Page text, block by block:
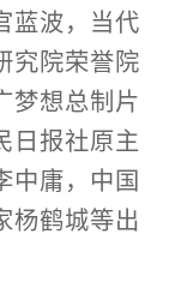
蓝波，当代
究院荣誉院
梦想总制片
日报社原主
庸， 中国
杨鹤城等出